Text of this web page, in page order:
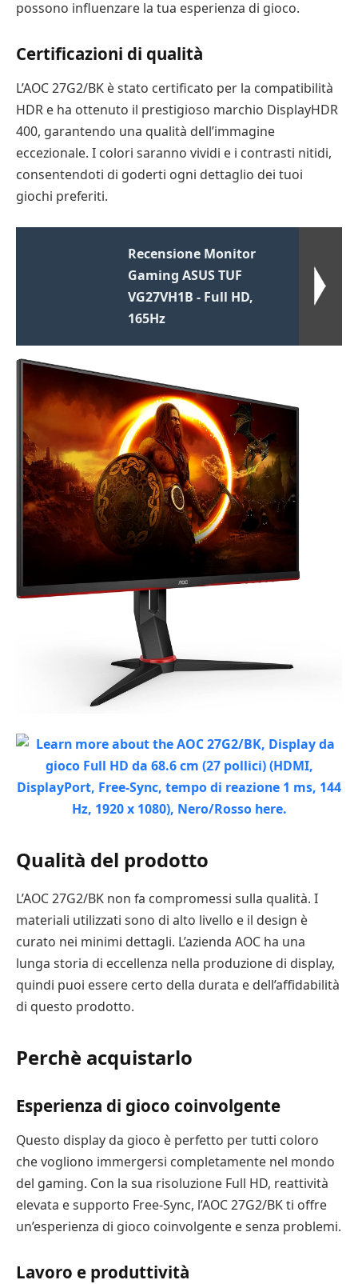
possono influenzare la tua esperienza di gioco.
Certificazioni di qualità
L’AOC 27G2/BK è stato certificato per la compatibilità
HDR e ha ottenuto il prestigioso marchio DisplayHDR
400, garantendo una qualità dell’immagine
eccezionale. I colori saranno vividi e i contrasti nitidi,
consentendoti di goderti ogni dettaglio dei tuoi
giochi preferiti.
Recensione Monitor
Gaming ASUS TUF
VG27VH1B - Full HD,
165Hz
Qualità del prodotto
L’AOC 27G2/BK non fa compromessi sulla qualità. I
materiali utilizzati sono di alto livello e il design è
curato nei minimi dettagli. L’azienda AOC ha una
lunga storia di eccellenza nella produzione di display,
quindi puoi essere certo della durata e dell’affidabilità
di questo prodotto.
Perchè acquistarlo
Esperienza di gioco coinvolgente
Questo display da gioco è perfetto per tutti coloro
che vogliono immergersi completamente nel mondo
del gaming. Con la sua risoluzione Full HD, reattività
elevata e supporto Free-Sync, l’AOC 27G2/BK ti offre
un’esperienza di gioco coinvolgente e senza problemi.
Lavoro e produttività